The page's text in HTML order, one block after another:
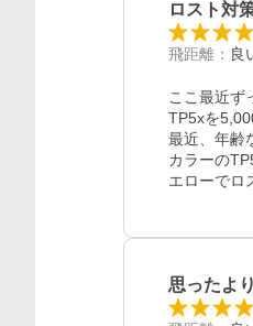
ロスト対
飛距離 ： 良
ここ最近ず
TP5xを
最近、年齢
カラーの
エローでロ
思ったよ